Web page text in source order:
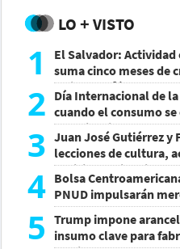
LO + VISTO
1
El Salvador: Actividad
suma cinco meses de
arriba de 4%
2 Día Internacional de la
cuando el consumo
experiencia
3 Juan José Gutiérrez y
lecciones de cultura,
decisiones sin miedo
4 Bolsa
PNUD impulsarán
Honduras
5
Trump impone
insumo clave para